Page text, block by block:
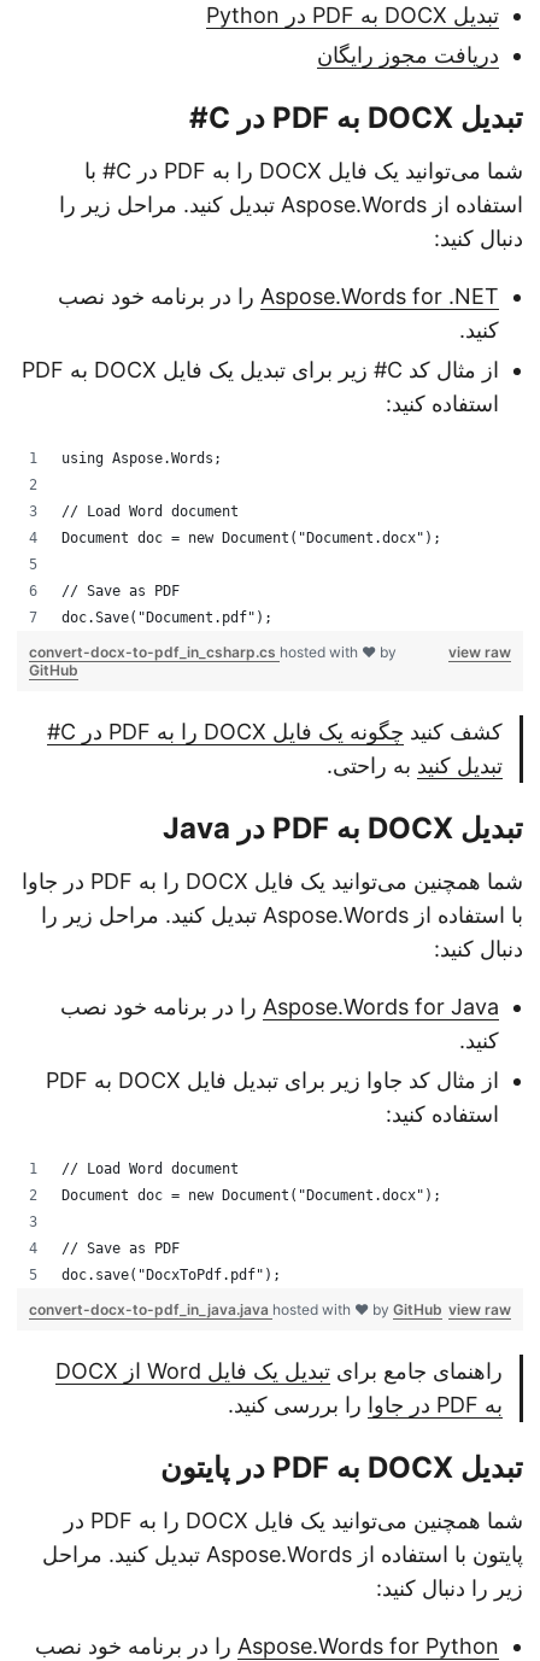
تبدیل DOCX به PDF در Python
دریافت مجوز رایگان
تبدیل DOCX به PDF در C#
شما می‌توانید یک فایل DOCX را به PDF در C# با
استفاده از Aspose.Words تبدیل کنید. مراحل زیر را
دنبال کنید:
Aspose.Words for .NETرا در برنامه خود نصب
کنید.
از مثال کد C# زیر برای تبدیل یک فایل DOCX به PDF
استفاده کنید:
using Aspose.Words;
// Load Word document
Document doc = new Document("Document.docx");
// Save as PDF
doc.Save("Document.pdf");
view raw
convert-docx-to-pdf_in_csharp.cshosted with ❤ by
GitHub
کشف کنید
چگونه یک فایل DOCX را به PDF در C#
تبدیل کنیدبه راحتی.
تبدیل DOCX به PDF در Java
شما همچنین می‌توانید یک فایل DOCX را به PDF در جاوا
با استفاده از Aspose.Words تبدیل کنید. مراحل زیر را
دنبال کنید:
Aspose.Words for Javaرا در برنامه خود نصب
کنید.
از مثال کد جاوا زیر برای تبدیل فایل DOCX به PDF
استفاده کنید:
// Load Word document
Document doc = new Document("Document.docx");
// Save as PDF
doc.save("DocxToPdf.pdf");
view raw
convert-docx-to-pdf_in_java.javahosted with ❤ byGitHub
راهنمای جامع برای
تبدیل یک فایل Word از DOCX
به PDF در جاوا
را بررسی کنید.
تبدیل DOCX به PDF در پایتون
شما همچنین می‌توانید یک فایل DOCX را به PDF در
پایتون با استفاده از Aspose.Words تبدیل کنید. مراحل
زیر را دنبال کنید:
Aspose.Words for Pythonرا در برنامه خود نصب